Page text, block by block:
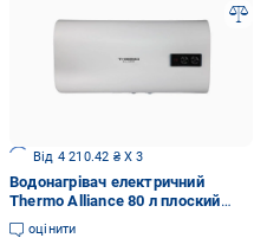
Від 4 210.42 ₴ X 3
Водонагрівач електричний
Thermo Alliance 80 л плоский
горизонтальний
оцінити